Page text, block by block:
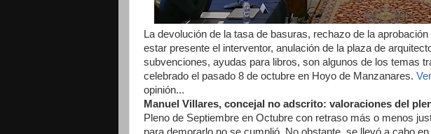
La devolución de la tasa de basuras, rechazo de la
estar presente el interventor, anulación de la plaza de
subvenciones, ayudas para libros, son algunos de los temas
celebrado el pasado 8 de octubre en Hoyo de Manzanares.
opinión...
Manuel Villares, concejal no adscrito: valoraciones del
Pleno de Septiembre en Octubre con retraso más o menos
para demorarlo no se cumplió. No obstante, se llevó a cabo